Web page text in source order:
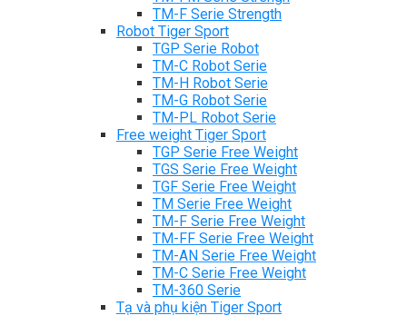
TM-F Serie Strength
Robot Tiger Sport
TGP Serie Robot
TM-C Robot Serie
TM-H Robot Serie
TM-G Robot Serie
TM-PL Robot Serie
Free weight Tiger Sport
TGP Serie Free Weight
TGS Serie Free Weight
TGF Serie Free Weight
TM Serie Free Weight
TM-F Serie Free Weight
TM-FF Serie Free Weight
TM-AN Serie Free Weight
TM-C Serie Free Weight
TM-360 Serie
Tạ và phụ kiện Tiger Sport